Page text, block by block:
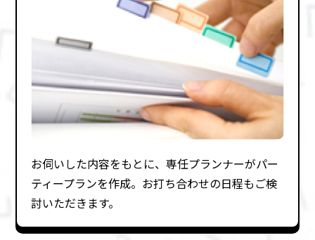
お伺いした内容をもとに、専任プランナーがパー
ティープランを作成。お打ち合わせの⽇程もご検
討いただきます。